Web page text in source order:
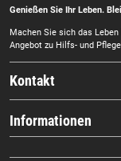
Genießen Sie Ihr Leben.
Machen Sie sich das
Angebot zu Hilfs- und
Kontakt
Informationen